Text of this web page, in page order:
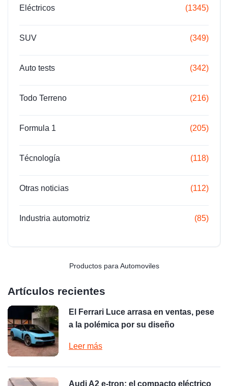
Eléctricos (1345)
SUV (349)
Auto tests (342)
Todo Terreno (216)
Formula 1 (205)
Técnología (118)
Otras noticias (112)
Industria automotriz (85)
Productos para Automoviles
Artículos recientes
El Ferrari Luce arrasa en ventas, pese
a la polémica por su diseño
Leer más
Audi A2 e-tron: el compacto eléctrico